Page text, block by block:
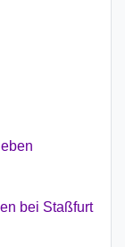
bei Staßfurt